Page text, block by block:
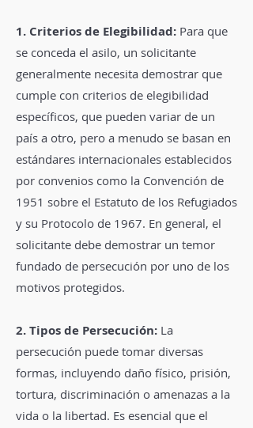
1. Criterios de Elegibilidad: Para que
se conceda el asilo, un solicitante
generalmente necesita demostrar que
cumple con criterios de elegibilidad
específicos, que pueden variar de un
país a otro, pero a menudo se basan en
estándares internacionales establecidos
por convenios como la Convención de
1951 sobre el Estatuto de los Refugiados
y su Protocolo de 1967. En general, el
solicitante debe demostrar un temor
fundado de persecución por uno de los
motivos protegidos.
2. Tipos de Persecución: La
persecución puede tomar diversas
formas, incluyendo daño físico, prisión,
tortura, discriminación o amenazas a la
vida o la libertad. Es esencial que el